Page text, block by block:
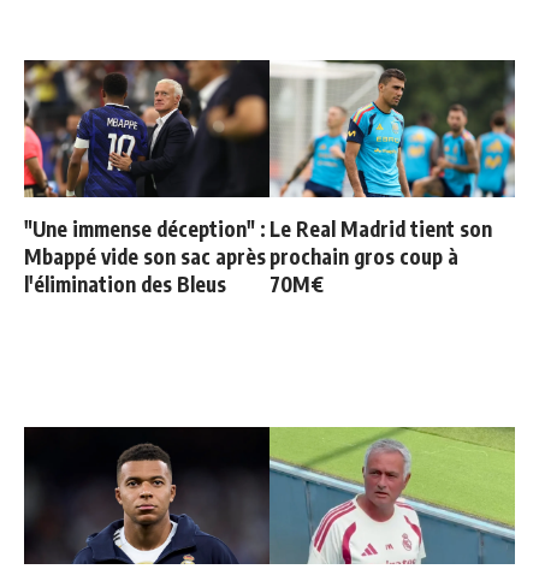
"Une immense déception" :
Mbappé vide son sac après
l'élimination des Bleus
Le Real Madrid tient son
prochain gros coup à
70M€